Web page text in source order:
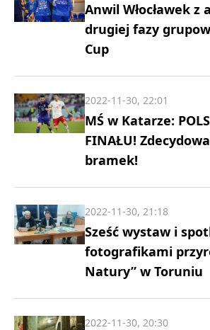
Anwil Włocławek z
drugiej fazy
Cup
MŚ w Katarze:
FINAŁU!
bramek!
2022-11-30, 22:01
Sześć wystaw i
fotografikami
Natury” w Toruniu
2022-11-30, 21:18
2022-11-30, 20:30